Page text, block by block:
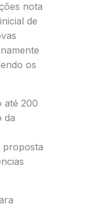
nota
de
os
até 200
da
proposta